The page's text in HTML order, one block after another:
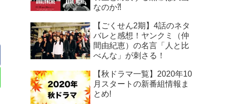
なのか⁈
【ごくせん2期】4話のネタ
バレと感想！ヤンクミ（仲
間由紀恵）の名言「人と比
べんな」が刺さる！
【秋ドラマ一覧】2020年10
月スタートの新番組情報ま
とめ!